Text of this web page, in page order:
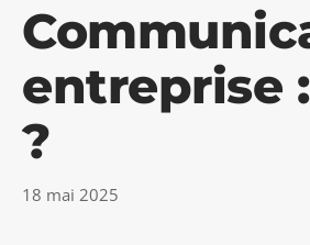
entreprise
?
18 mai 2025